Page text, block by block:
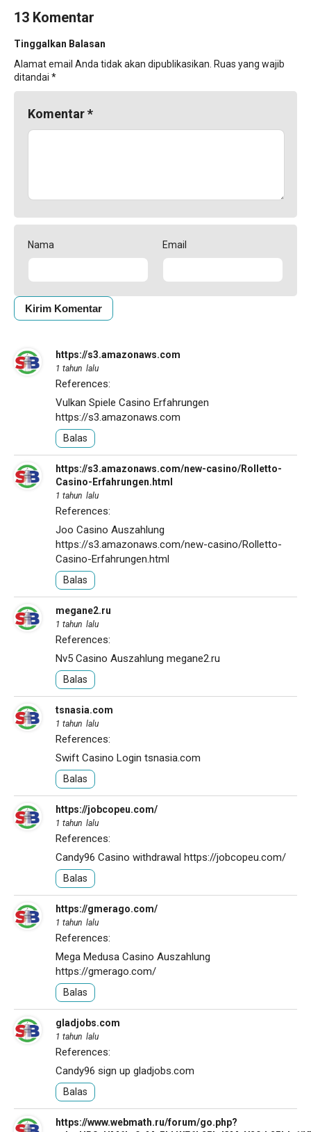
13 Komentar
Tinggalkan Balasan
Alamat email Anda tidak akan dipublikasikan. Ruas yang wajib
ditandai *
Komentar*
Nama Email
https://s3.amazonaws.com
1 tahun lalu
References:
Vulkan Spiele Casino Erfahrungen
https://s3.amazonaws.com
Balas
https://s3.amazonaws.com/new-casino/Rolletto-
Casino-Erfahrungen.html
1 tahun lalu
References:
Joo Casino Auszahlung
https://s3.amazonaws.com/new-casino/Rolletto-
Casino-Erfahrungen.html
Balas
megane2.ru
1 tahun lalu
References:
Nv5 Casino Auszahlung megane2.ru
Balas
tsnasia.com
1 tahun lalu
References:
Swift Casino Login tsnasia.com
Balas
https://jobcopeu.com/
1 tahun lalu
References:
Candy96 Casino withdrawal https://jobcopeu.com/
Balas
https://gmerago.com/
1 tahun lalu
References:
Mega Medusa Casino Auszahlung
https://gmerago.com/
Balas
gladjobs.com
1 tahun lalu
References:
Candy96 sign up gladjobs.com
Balas
https://www.webmath.ru/forum/go.php?